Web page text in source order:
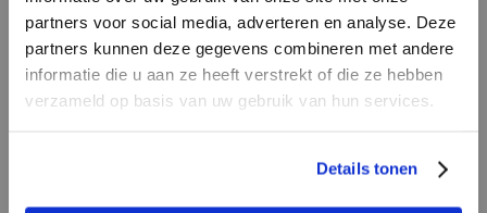
partners voor social media, adverteren en analyse. Deze
partners kunnen deze gegevens combineren met andere
informatie die u aan ze heeft verstrekt of die ze hebben
verzameld op basis van uw gebruik van hun services.
Details tonen
HEB JE NOG GEEN
ACCOUNT?
aan of bekijk de andere mogelijkheden.